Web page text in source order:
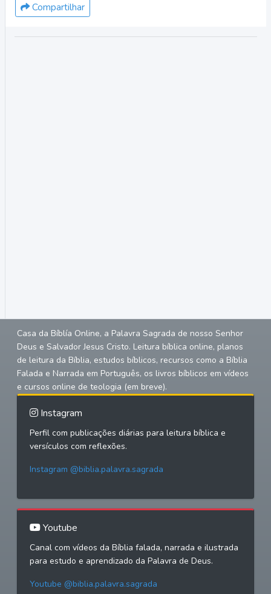
Compartilhar
Casa da Bíblía Online, a Palavra Sagrada de nosso Senhor
Deus e Salvador Jesus Cristo. Leitura bíblica online, planos
de leitura da Bíblia, estudos bíblicos, recursos como a Bíblia
Falada e Narrada em Português, os livros bíblicos em vídeos
e cursos online de teologia (em breve).
Instagram
Perfil com publicações diárias para leitura bíblica e
versículos com reflexões.
Instagram @biblia.palavra.sagrada
Youtube
Canal com vídeos da Bíblia falada, narrada e ilustrada
para estudo e aprendizado da Palavra de Deus.
Youtube @biblia.palavra.sagrada